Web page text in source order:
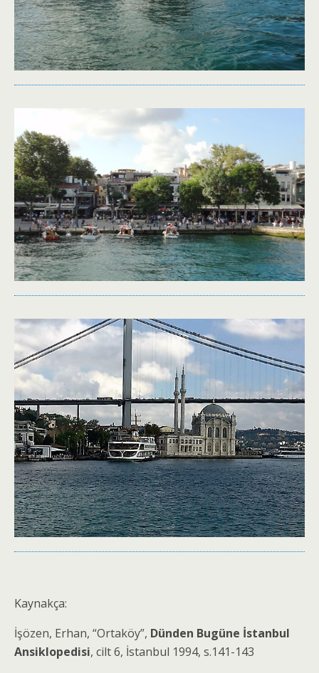
Kaynakça:
İşözen, Erhan, “Ortaköy”, Dünden Bugüne İstanbul
Ansiklopedisi, cilt 6, İstanbul 1994, s.141-143